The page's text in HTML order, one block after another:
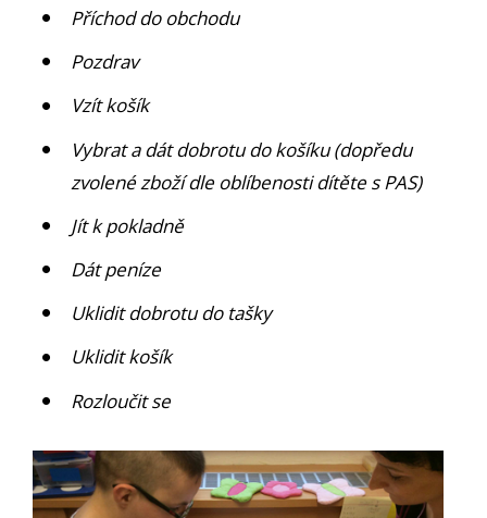
Příchod do obchodu
Pozdrav
Vzít košík
Vybrat a dát dobrotu do košíku (dopředu
zvolené zboží dle oblíbenosti dítěte s PAS)
Jít k pokladně
Dát peníze
Uklidit dobrotu do tašky
Uklidit košík
Rozloučit se